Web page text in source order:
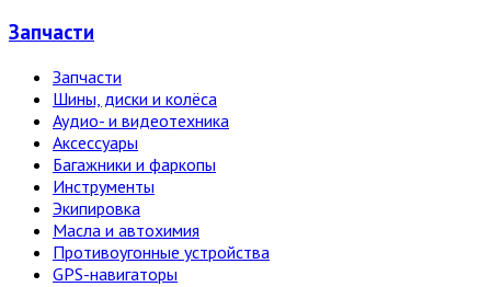
Запчасти
Запчасти
Шины, диски и колёса
Аудио- и видеотехника
Аксессуары
Багажники и фаркопы
Инструменты
Экипировка
Масла и автохимия
Противоугонные устройства
GPS-навигаторы